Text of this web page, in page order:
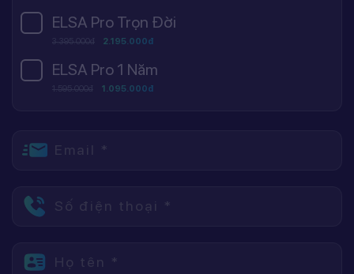
ELSA Pro Trọn Đời
3.395.000đ 2.195.000đ
ELSA Pro 1 Năm
1.595.000đ 1.095.000đ
Email *
Số điện thoại *
Họ tên *